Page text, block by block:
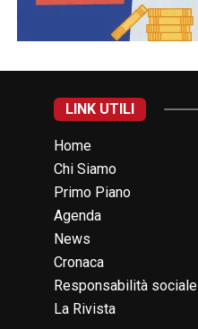
LINK UTILI
Home
Chi Siamo
Primo Piano
Agenda
News
Cronaca
Responsabilità sociale
La Rivista